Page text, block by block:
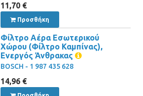
11,70 €
Προσθήκη
Φίλτρο Αέρα Εσωτερικού
Χώρου (Φίλτρο Καμπίνας),
Ενεργός Άνθρακας
BOSCH - 1 987 435 628
14,96 €